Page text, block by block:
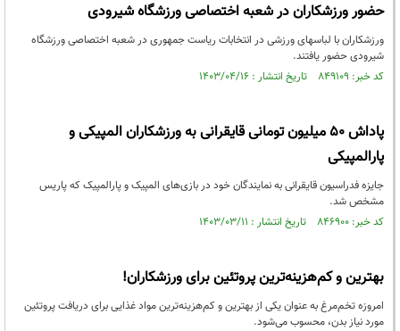
حضور ورزشکاران در شعبه اختصاصی ورزشگاه شیرودی
ورزشکاران با لباسهای ورزشی در انتخابات ریاست جمهوری در شعبه اختصاصی ورزشگاه
شیرودی حضور یافتند.
کد خبر: ۸۴۹۱۰۹ تاریخ انتشار : ۱۴۰۳/۰۴/۱۶
پاداش ۵۰ میلیون تومانی قایقرانی به ورزشکاران المپیکی و
پارالمپیکی
جایزه فدراسیون قایقرانی به نمایندگان خود در بازی‌های المپیک و پارالمپیک که پاریس
مشخص شد.
کد خبر: ۸۴۶۹۰۰ تاریخ انتشار : ۱۴۰۳/۰۳/۱۱
بهترین و کم‌هزینه‌ترین پروتئین برای ورزشکاران!
امروزه تخم‌مرغ به عنوان یکی از بهترین و کم‌هزینه‌ترین مواد غذایی برای دریافت پروتئین
مورد نیاز بدن، محسوب می‌شود.